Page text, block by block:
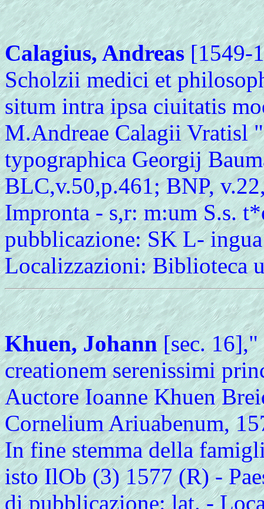
Calagius, Andreas[1549-
Scholzii medici et
situm intra ipsa ciuitatis
M.Andreae Calagii Vratisl
typographica Georgij
BLC,v.50,p.461; BNP,
Impronta - s,r: m:um S.s.
pubblicazione: SK L-
Localizzazioni: Biblioteca
Khuen, Johann[sec. 16],"
creationem serenissimi
Auctore Ioanne Khuen
Cornelium Ariuabenum,
In fine stemma della
isto IlOb (3) 1577 (R) -
di pubblicazione: lat. -